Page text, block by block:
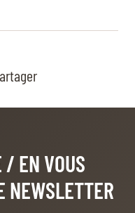
/ EN VOUS
NEWSLETTER